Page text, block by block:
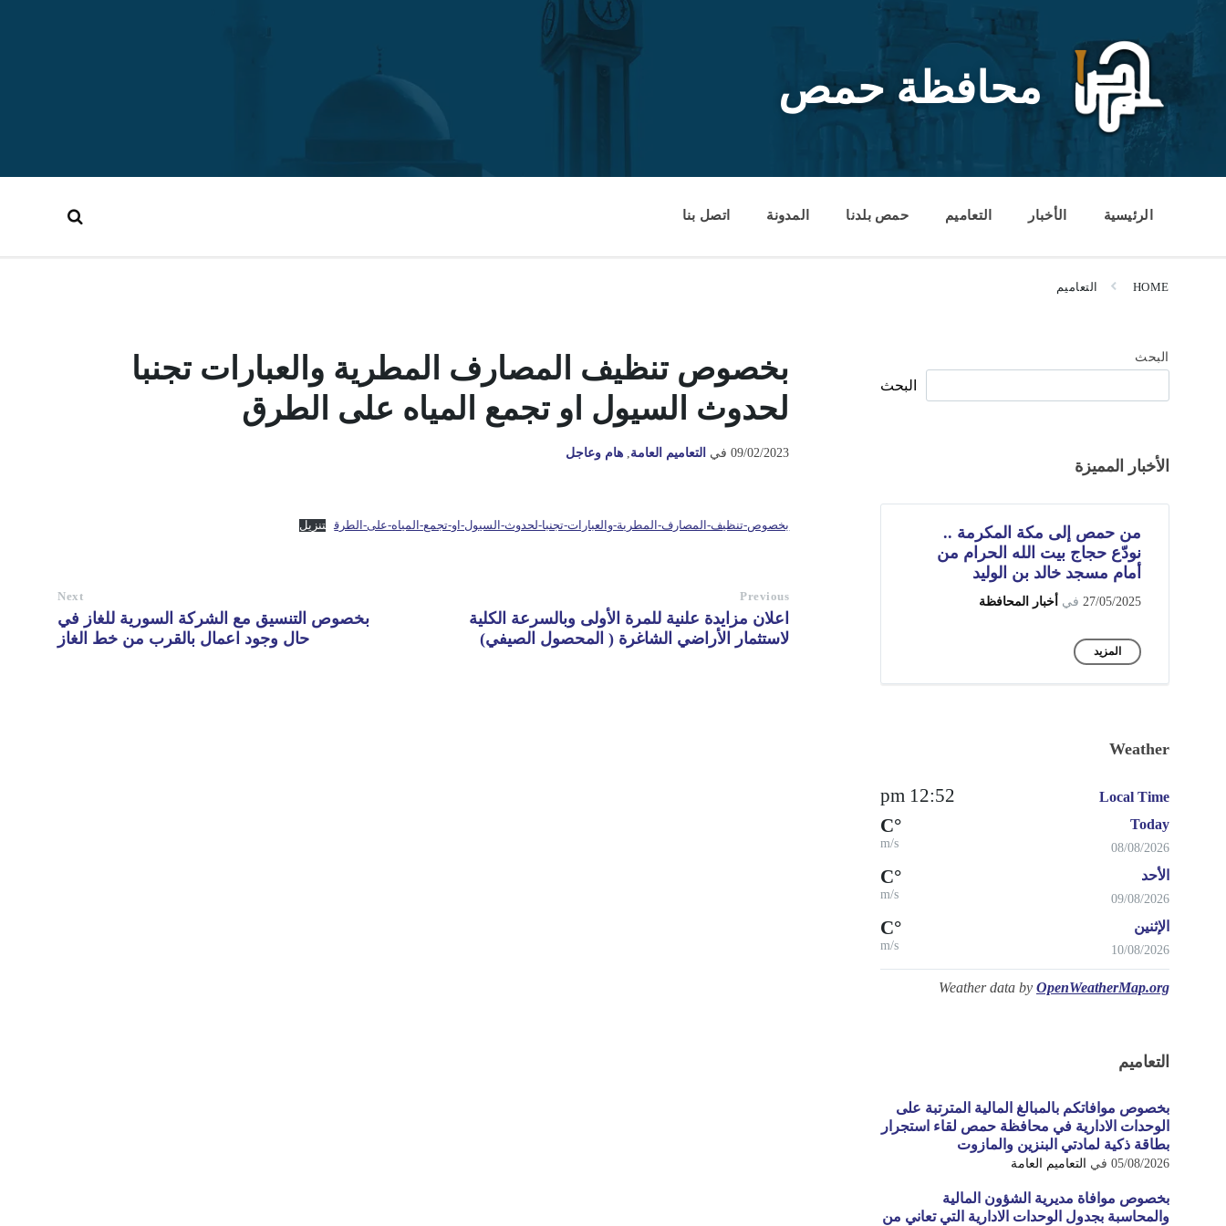
content
محافظة حمص
الرئيسية الأخبار التعاميم حمص بلدنا المدونة اتصل بنا
HOME التعاميم
بخصوص تنظيف المصارف المطرية والعبارات تجنبا
لحدوث السيول او تجمع المياه على الطرق
09/02/2023 في التعاميم العامة, هام وعاجل
بخصوص-تنظيف-المصارف-المطرية-والعبارات-تجنبا-لحدوث-السيول-او-تجمع-المياه-على-الطرق تنزيل
Previous
اعلان مزايدة علنية للمرة الأولى وبالسرعة الكلية
لاستثمار الأراضي الشاغرة ( المحصول الصيفي)
Next
بخصوص التنسيق مع الشركة السورية للغاز في
حال وجود اعمال بالقرب من خط الغاز
البحث
البحث
الأخبار المميزة
من حمص إلى مكة المكرمة ..
نودّع حجاج بيت الله الحرام من
أمام مسجد خالد بن الوليد
27/05/2025 في أخبار المحافظة
المزيد
Weather
Local Time
12:52 pm
Today
08/08/2026
°C
m/s
الأحد
09/08/2026
°C
m/s
الإثنين
10/08/2026
°C
m/s
Weather data by OpenWeatherMap.org
التعاميم
بخصوص موافاتكم بالمبالغ المالية المترتبة على
الوحدات الادارية في محافظة حمص لقاء استجرار
بطاقة ذكية لمادتي البنزين والمازوت
05/08/2026 في التعاميم العامة
بخصوص موافاة مديرية الشؤون المالية
والمحاسبة بجدول الوحدات الادارية التي تعاني من